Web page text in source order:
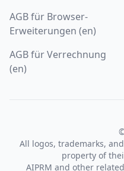
AGB für Browser-
Erweiterungen (en)
AGB für Verrechnung
(en)
All logos, trademarks,
property of
AIPRM and other